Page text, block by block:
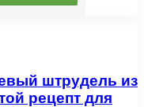
штрудель из
рецепт для